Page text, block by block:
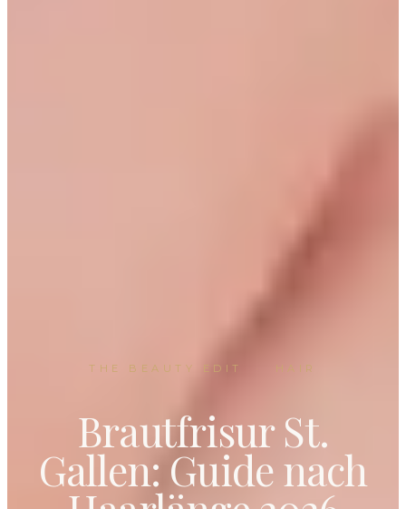
THE BEAUTY EDIT HAIR
Brautfrisur St.
Gallen: Guide nach